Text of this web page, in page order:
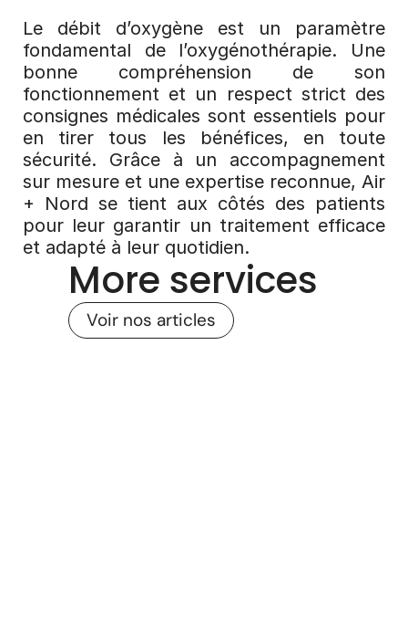
Le débit d’oxygène est un paramètre
fondamental de l’oxygénothérapie. Une
bonne compréhension de son
fonctionnement et un respect strict des
consignes médicales sont essentiels pour
en tirer tous les bénéfices, en toute
sécurité. Grâce à un accompagnement
sur mesure et une expertise reconnue, Air
+ Nord se tient aux côtés des patients
pour leur garantir un traitement efficace
et adapté à leur quotidien.
More services
Voir nos articles